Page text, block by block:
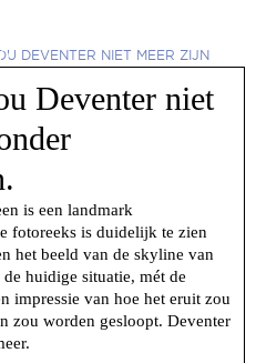
DEVENTER NIET MEER ZIJN
Deventer niet
is een landmark
fotoreeks is duidelijk te zien
het beeld van de skyline van
huidige situatie, mét de
impressie van hoe het eruit zou
zou worden gesloopt. Deventer